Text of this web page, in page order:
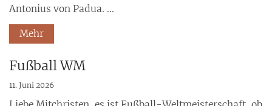
Antonius von Padua. ...
Mehr
Fußball WM
11. Juni 2026